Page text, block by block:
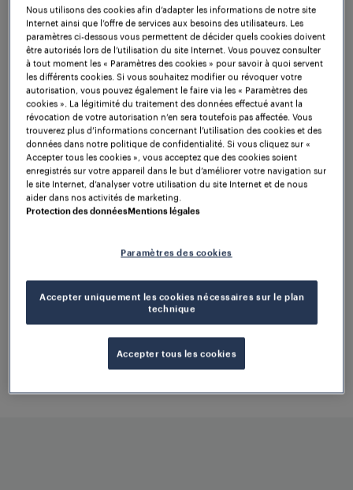
La sécurité avant
tout : des solutions
de comptage
d'essieux fiables
L'utilisation de systèmes de comptage
d'essieux précis et fiables est essentielle
pour éviter que les trains ne déraillent
lors des manœuvres d'aiguillage.
systèmes de comptage d'essieuxde
Frauscher fournissent les informations de
voie libre ou voie occupée nécessaires
pour autoriser ou bloquer le
fonctionnement des moteurs d'aiguille,
contribuant ainsi à la sécurité, la fluidité
Nous utilisons des cookies afin d’adapter les informations de notre site
Internet ainsi que l’offre de services aux besoins des utilisateurs. Les
paramètres ci-dessous vous permettent de décider quels cookies doivent
être autorisés lors de l’utilisation du site Internet. Vous pouvez consulter
à tout moment les « Paramètres des cookies » pour savoir à quoi servent
les différents cookies. Si vous souhaitez modifier ou révoquer votre
autorisation, vous pouvez également le faire via les « Paramètres des
cookies ». La légitimité du traitement des données effectué avant la
révocation de votre autorisation n’en sera toutefois pas affectée. Vous
trouverez plus d’informations concernant l’utilisation des cookies et des
données dans notre politique de confidentialité. Si vous cliquez sur «
Accepter tous les cookies », vous acceptez que des cookies soient
enregistrés sur votre appareil dans le but d’améliorer votre navigation sur
le site Internet, d’analyser votre utilisation du site Internet et de nous
aider dans nos activités de marketing.
Protection des donnéesMentions légales
Paramètres des cookies
Accepter uniquement les cookies nécessaires sur le plan
technique
Accepter tous les cookies